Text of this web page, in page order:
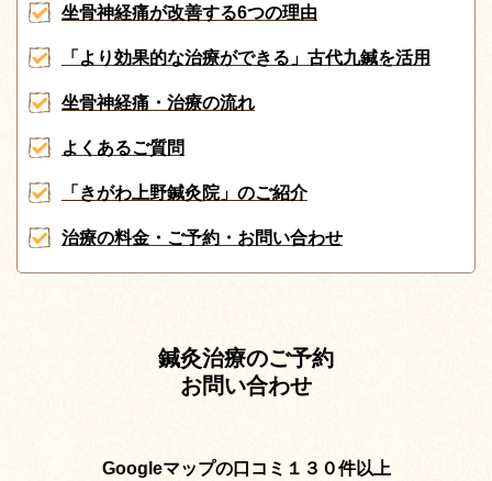
坐骨神経痛が改善する6つの理由
「より効果的な治療ができる」古代九鍼を活用
坐骨神経痛・治療の流れ
よくあるご質問
「きがわ上野鍼灸院」のご紹介
治療の料金・ご予約・お問い合わせ
鍼灸治療のご予約
お問い合わせ
Googleマップの口コミ１３０件以上